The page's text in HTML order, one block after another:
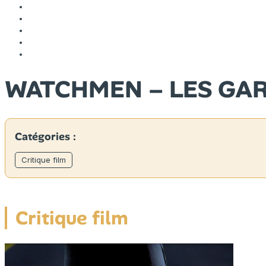
WATCHMEN – LES
Catégories :
Critique film
Critique film